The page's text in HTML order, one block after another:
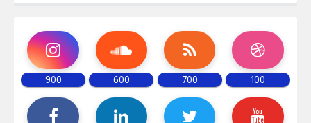
100
700
600
900